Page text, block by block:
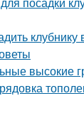
клубнику
высокие